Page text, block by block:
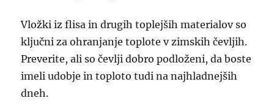
Vložki iz flisa in drugih toplejših materialov so
ključni za ohranjanje toplote v zimskih čevljih.
Preverite, ali so čevlji dobro podloženi, da boste
imeli udobje in toploto tudi na najhladnejših
dneh.